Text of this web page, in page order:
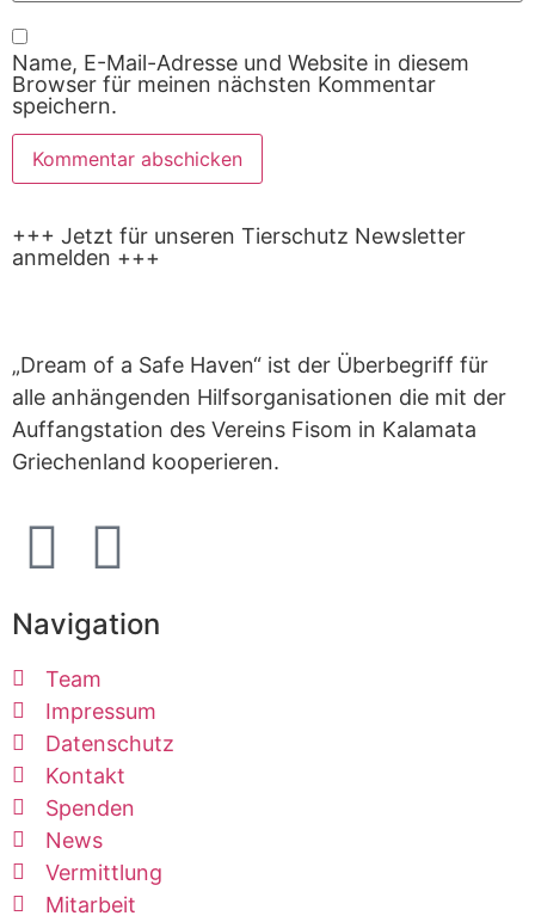
Name, E-Mail-Adresse und Website in diesem
Browser für meinen nächsten Kommentar
speichern.
+++ Jetzt für unseren Tierschutz Newsletter
anmelden +++
„Dream of a Safe Haven“ ist der Überbegriff für
alle anhängenden Hilfsorganisationen die mit der
Auffangstation des Vereins Fisom in Kalamata
Griechenland kooperieren.
Navigation
Team
Impressum
Datenschutz
Kontakt
Spenden
News
Vermittlung
Mitarbeit